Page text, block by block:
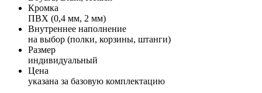
Кромка
ПВХ (0,4 мм, 2 мм)
Внутреннее наполнение
на выбор (полки, корзины, штанги)
Размер
индивидуальный
Цена
указана за базовую комплектацию